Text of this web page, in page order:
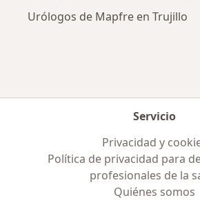
Urólogos de Mapfre en Trujillo
Servicio
Privacidad y
Política de privacidad para
profesionales de la
Quiénes somos